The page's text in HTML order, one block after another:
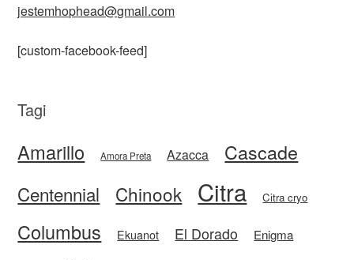
jestemhophead@gmail.com
[custom-facebook-feed]
Tagi
Amarillo Amora Preta Azacca Cascade
Centennial Chinook Citra Citra cryo
Columbus Ekuanot El Dorado Enigma